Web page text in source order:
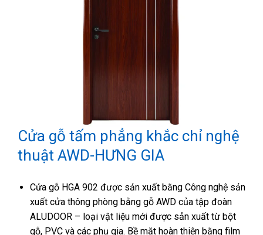
Cửa gỗ tấm phẳng khắc chỉ nghệ
thuật AWD-HƯNG GIA
Cửa gỗ HGA 902 được sản xuất bằng Công nghệ sản
xuất cửa thông phòng bằng gỗ AWD của tập đoàn
ALUDOOR – loại vật liệu mới được sản xuất từ bột
gỗ, PVC và các phụ gia. Bề mặt hoàn thiện bằng film